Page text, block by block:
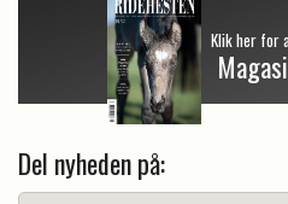
Klik her for
Del nyheden på: